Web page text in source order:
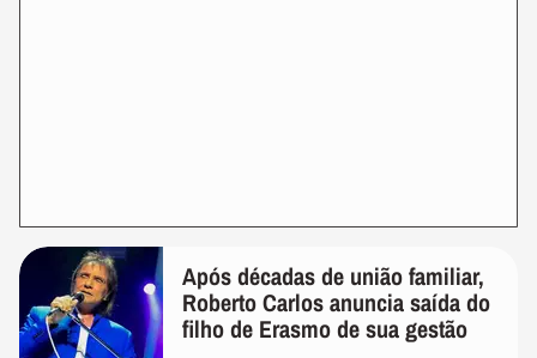
Após décadas de união familiar,
Roberto Carlos anuncia saída do
filho de Erasmo de sua gestão